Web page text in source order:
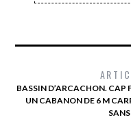
BASSIN D’ARCACHON. CAP
UN CABANON DE 6 M